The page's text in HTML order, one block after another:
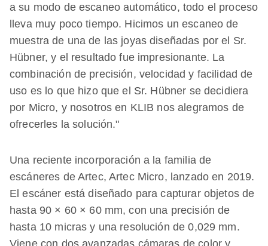
a su modo de escaneo automático, todo el proceso
lleva muy poco tiempo. Hicimos un escaneo de
muestra de una de las joyas diseñadas por el Sr.
Hübner, y el resultado fue impresionante. La
combinación de precisión, velocidad y facilidad de
uso es lo que hizo que el Sr. Hübner se decidiera
por Micro, y nosotros en KLIB nos alegramos de
ofrecerles la solución."
Una reciente incorporación a la familia de
escáneres de Artec, Artec Micro, lanzado en 2019.
El escáner está diseñado para capturar objetos de
hasta 90 × 60 × 60 mm, con una precisión de
hasta 10 micras y una resolución de 0,029 mm.
Viene con dos avanzadas cámaras de color y